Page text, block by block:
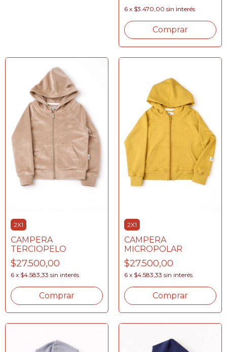
6 x $3.470,00 sin interés
Comprar
2X1
CAMPERA
TERCIOPELO
$27.500,00
6 x $4.583,33 sin interés
Comprar
2X1
CAMPERA
MICROPOLAR
$27.500,00
6 x $4.583,33 sin interés
Comprar